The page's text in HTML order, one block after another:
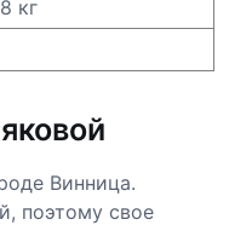
кг
Винница.
поэтому свое